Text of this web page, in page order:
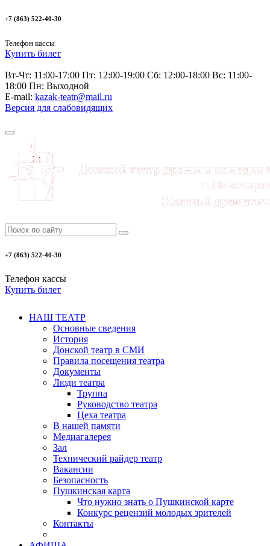
+7 (863) 522-40-30
Телефон кассы
Купить билет
Вт-Чт: 11:00-17:00 Пт: 12:00-19:00 Сб: 12:00-18:00 Вс: 11:00-
18:00 Пн: Выходной
E-mail: kazak-teatr@mail.ru
Версия для слабовидящих
+7 (863) 522-40-30
Телефон кассы
Купить билет
НАШ ТЕАТР
Основные сведения
История
Донской театр в СМИ
Правила посещения театра
Документы
Люди театра
Труппа
Руководство театра
Цеха театра
В нашей памяти
Медиагалерея
Зал
Технический райдер театр
Вакансии
Безопасность
Пушкинская карта
Что нужно знать о Пушкинской карте
Конкурс рецензий молодых зрителей
Контакты